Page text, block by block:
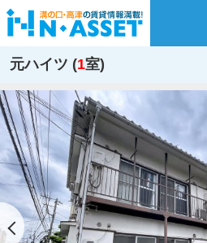
元ハイツ (1室)